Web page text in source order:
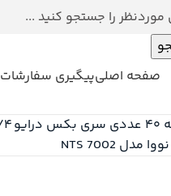
اینورتر و دستگاه جوش
صفحه اصلیپیگیری سفارشات
Nova Nts 7002